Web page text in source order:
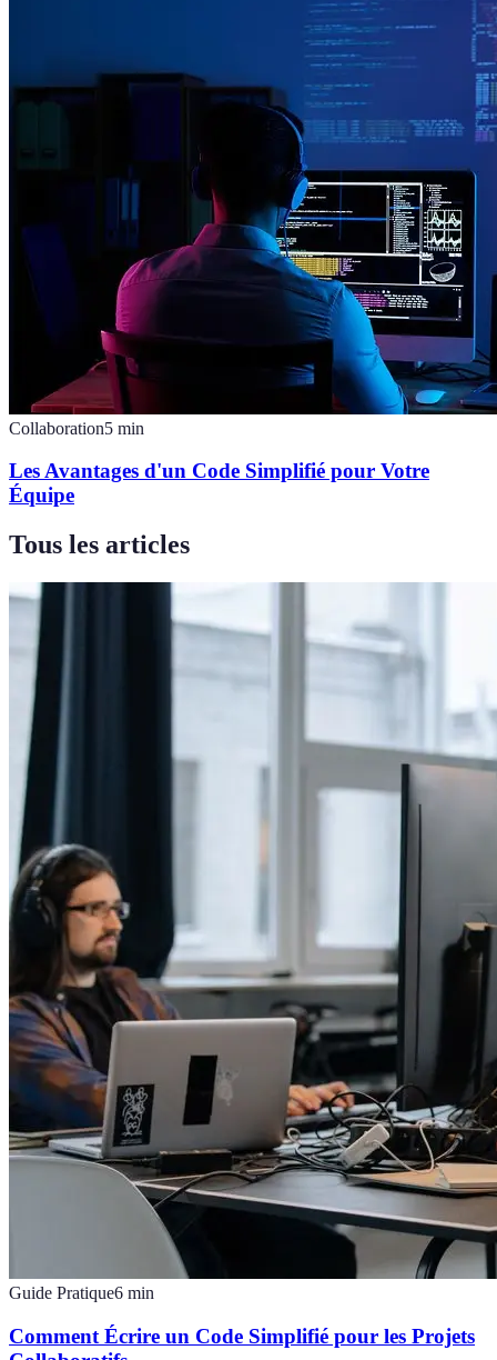
Collaboration5 min
Les Avantages d'un Code Simplifié pour Votre
Équipe
Tous les articles
Guide Pratique6 min
Comment Écrire un Code Simplifié pour les Projets